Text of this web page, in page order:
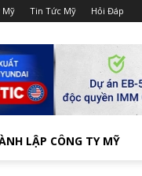
Mỹ Tin Tức Mỹ Hỏi Đáp
LẬP CÔNG TY MỸ